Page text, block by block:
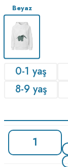
Beyaz
0-1 yaş
8-9 yaş